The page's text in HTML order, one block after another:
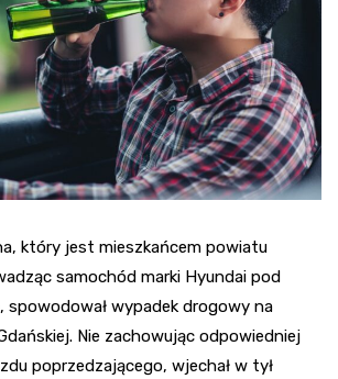
który jest mieszkańcem powiatu
samochód marki Hyundai pod
spowodował wypadek drogowy na
Nie zachowując odpowiedniej
poprzedzającego, wjechał w tył